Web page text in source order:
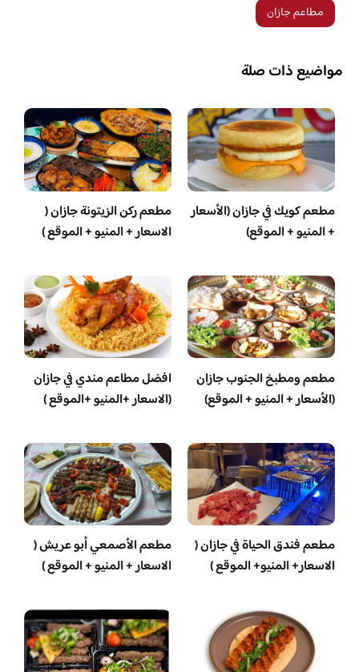
مطاعم جازان
مواضيع ذات صلة
مطعم كويك في جازان (الأسعار
+ المنيو + الموقع)
مطعم ركن الزيتونة جازان (
الاسعار + المنيو + الموقع )
مطعم ومطبخ الجنوب جازان
(الأسعار + المنيو + الموقع)
افضل مطاعم مندي في جازان
(الاسعار +المنيو +الموقع )
مطعم فندق الحياة في جازان (
الاسعار+ المنيو+ الموقع )
مطعم الأصمعي أبو عريش (
الاسعار + المنيو + الموقع )